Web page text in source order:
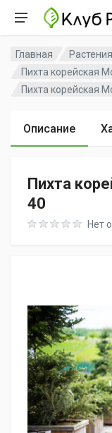
Главная Растения
Пихта корейская
Пихта корейская
Описание
Пихта
40
Rating: 0 out of 5
Нет